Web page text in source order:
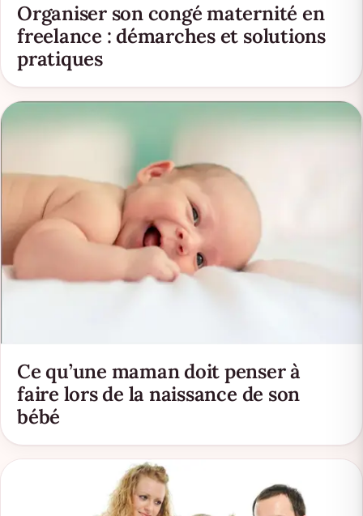
Organiser son congé maternité en
freelance : démarches et solutions
pratiques
Ce qu’une maman doit penser à
faire lors de la naissance de son
bébé